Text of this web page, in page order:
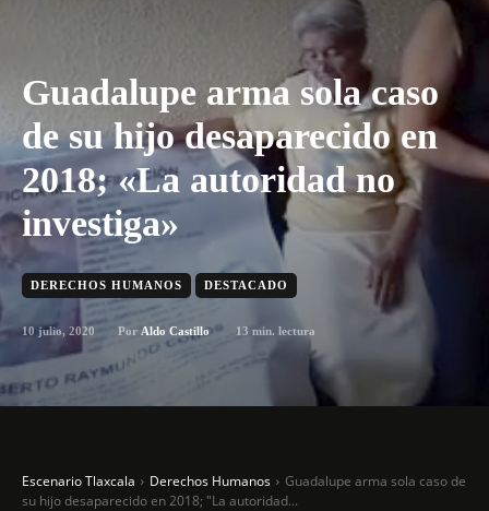
Guadalupe arma sola caso
de su hijo desaparecido en
2018; «La autoridad no
investiga»
DERECHOS HUMANOS DESTACADO
10 julio, 2020 Por Aldo Castillo 13 min. lectura
Escenario Tlaxcala Derechos Humanos
Guadalupe arma sola caso de
su hijo desaparecido en 2018; "La autoridad...